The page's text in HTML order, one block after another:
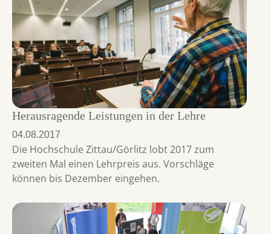
Herausragende Leistungen in der Lehre
04.08.2017
Die Hochschule Zittau/Görlitz lobt 2017 zum
zweiten Mal einen Lehrpreis aus. Vorschläge
können bis Dezember eingehen.